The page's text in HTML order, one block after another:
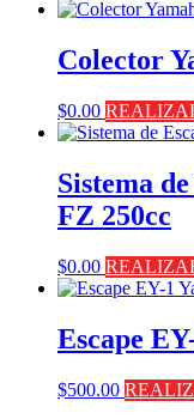
Colector
$0.00
Sistema
FZ 250cc
$0.00
Escape
$500.00